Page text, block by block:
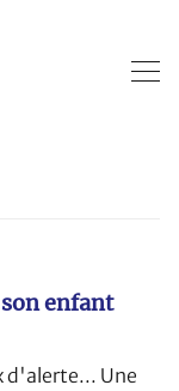
enfant
d'alerte... Une